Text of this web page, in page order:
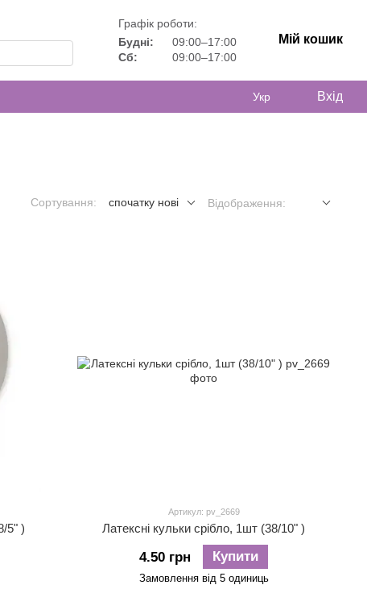
Графік роботи:
Будні:
09:00–17:00
Сб:
09:00–17:00
Мій кошик
Укр Вхід
Сортування: спочатку нові Відображення:
5" )
Артикул: pv_2669
Латексні кульки срібло, 1шт (38/10" )
4.50 грн Купити
Замовлення від 5 одиниць